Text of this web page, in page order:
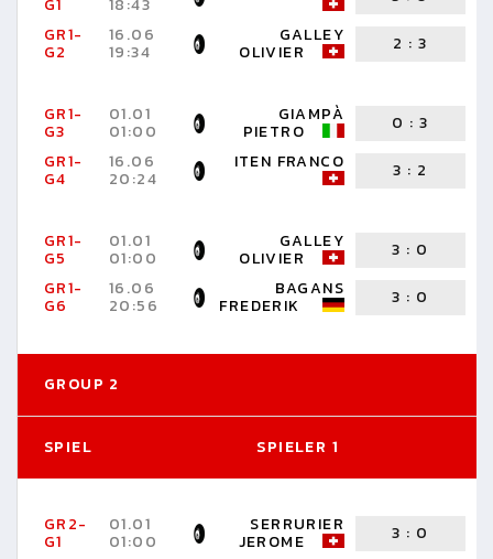
G1 18:43
GR1-
G2
16.06
19:34
GALLEY
OLIVIER 2 :3
GR1-
G3
01.01
01:00
GIAMPÀ
PIETRO 0 :3
GR1-
G4
16.06
20:24
ITEN FRANCO 3 : 2
GR1-
G5
01.01
01:00
GALLEY
OLIVIER 3 : 0
GR1-
G6
16.06
20:56
BAGANS
FREDERIK 3 : 0
GROUP 2
SPIEL SPIELER 1
GR2-
G1
01.01
01:00
SERRURIER
JEROME 3 : 0